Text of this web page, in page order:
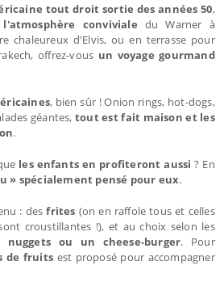
tout droit sortie des années 50,
l'atmosphère conviviale du Warner à
chaleureux d'Elvis, ou en terrasse pour
offrez-vous un voyage gourmand
, bien sûr ! Onion rings, hot-dogs,
géantes,tout est fait maison et les
.
les enfants en profiteront aussi ? En
» spécialement pensé pour eux.
: desfrites (on en raffole tous et celles
croustillantes !), et au choix selon les
nuggets ou un cheese-burger. Pour
de fruits est proposé pour accompagner